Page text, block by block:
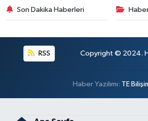
Son Dakika Haberleri
RSS Copyright © 2024.
Haber Yazılımı: TE